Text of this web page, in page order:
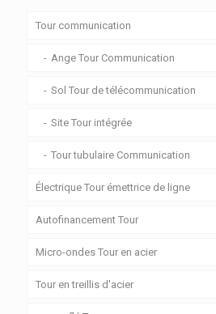
Tour communication
Ange Tour Communication
Sol Tour de télécommunication
Site Tour intégrée
Tour tubulaire Communication
Électrique Tour émettrice de ligne
Autofinancement Tour
Micro-ondes Tour en acier
Tour en treillis d'acier